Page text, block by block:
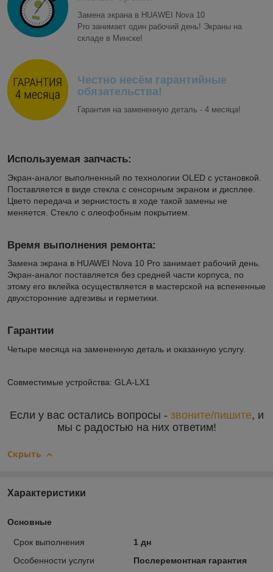
Замена экрана в HUAWEI Nova 10
Pro занимает один рабочий день! Экраны на
складе в Минске!
Честно несём гарантийные
обязательства!
Гарантия на замененную деталь - 4 месяца!
Используемая запчасть:
Экран-аналог выполненный по технологии OLED с установкой.
Поставляется в виде стекла с сенсорным экраном и дисплее.
Цвето передача и зернистость в ходе такой замены не
меняется. Стекло с олеофобным покрытием.
Время выполнения ремонта:
Замена экрана в HUAWEI Nova 10 Pro занимает рабочий день.
Экран-аналог поставляется без средней части корпуса, по
этому его вклейка осуществляется в мастерской на вспененные
двухсторонние адгезивы и герметики.
Гарантии
Четыре месяца на замененную деталь и оказанную услугу.
Совместимые устройства: GLA-LX1
Если у вас остались вопросы - звоните/пишите, и
мы с радостью на них ответим!
Скрыть
Характеристики
Основные
Срок выполнения
1 дн
Особенности услуги
Послеремонтная гарантия